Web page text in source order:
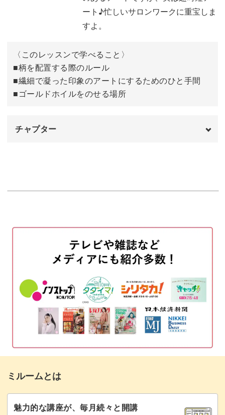
でお洒落なレオパード柄を楽しんでいただくことができる
方法をお伝えしています。
同じ技法を用いても、ひと手間を変えるだけで少し柔らか
めの雰囲気のレオパード柄にすることもできる万能デザイ
ンをぜひ習得してくださいね♪
れましょう！
ート♪忙しいサロンワークに重宝しま
すよ。
〈このレッスンで学べること〉
■柄を配置する際のルール
■繊細で凝った印象のアートにするためのひと手間
■ゴールドホイルをのせる場所
チャプター
明るいブラウンをのせる
濃いブラウンをのせる
ブラックで斑点模様を作る 06:21
斑点をライナー筆で伸ばす
ゴールドのフィルムを貼る
トップジェルを塗って仕上げる 11:33
完成
アレンジ方法
ミルームとは
魅力的な講座が、毎月続々と開講